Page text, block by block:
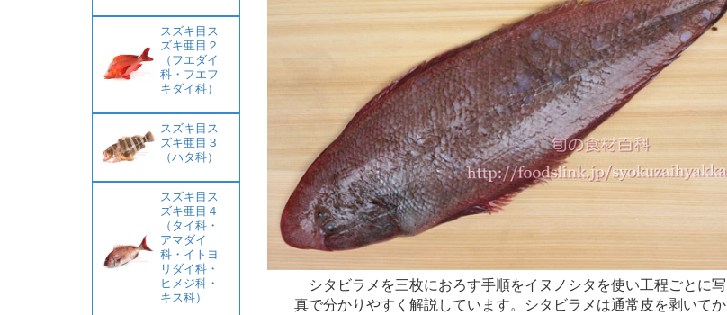
シタビラメを三枚におろす手順をイヌノシタを使い工程ごとに写
真で分かりやすく解説しています。シタビラメは通常皮を剥いてか
スズキ目ス
ズキ亜目２
（フエダイ
科・フエフ
キダイ科）
スズキ目ス
ズキ亜目３
（ハタ科）
スズキ目ス
ズキ亜目４
（タイ科・
アマダイ
科・イトヨ
リダイ科・
ヒメジ科・
キス科）